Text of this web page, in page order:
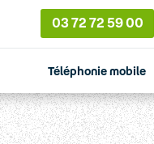
03 72 72 59 00
Téléphonie mobile